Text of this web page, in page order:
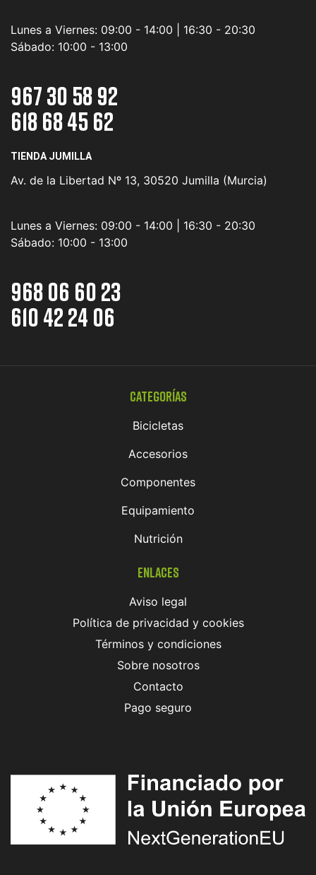
Lunes a Viernes: 09:00 - 14:00 | 16:30 - 20:30
Sábado: 10:00 - 13:00
967 30 58 92
618 68 45 62
TIENDA JUMILLA
Av. de la Libertad Nº 13, 30520 Jumilla (Murcia)
Lunes a Viernes: 09:00 - 14:00 | 16:30 - 20:30
Sábado: 10:00 - 13:00
968 06 60 23
610 42 24 06
Categorías
Bicicletas
Accesorios
Componentes
Equipamiento
Nutrición
Enlaces
Aviso legal
Política de privacidad y cookies
Términos y condiciones
Sobre nosotros
Contacto
Pago seguro